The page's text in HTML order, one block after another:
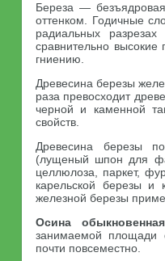
Береза —
оттенком. Годичные
радиальных
сравнительно высокие
гниению.
Древесина березы
раза превосходит
черной и каменной
свойств.
Древесина березы
(лущеный шпон для
целлюлоза, паркет,
карельской березы и
железной березы
Осина обыкновенная
занимаемой площади
почти повсеместно.